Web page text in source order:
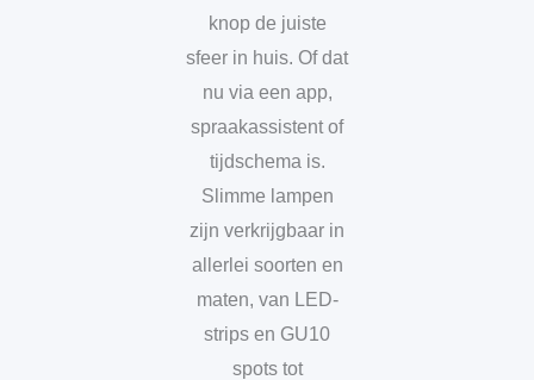
knop de juiste
sfeer in huis. Of dat
nu via een app,
spraakassistent of
tijdschema is.
Slimme lampen
zijn verkrijgbaar in
allerlei soorten en
maten, van LED-
strips en GU10
spots tot